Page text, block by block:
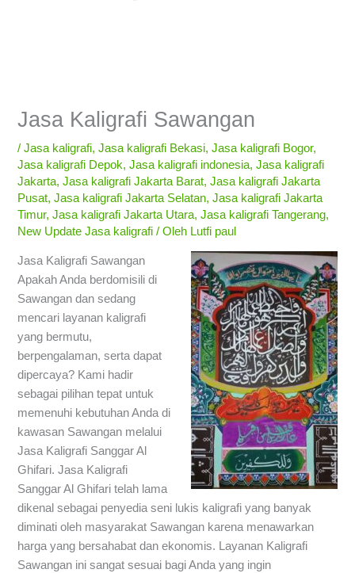
Jasa Kaligrafi Sawangan
/Jasa kaligrafi,Jasa kaligrafi Bekasi,Jasa kaligrafi Bogor,
Jasa kaligrafi Depok,Jasa kaligrafi indonesia,Jasa kaligrafi
Jakarta,Jasa kaligrafi Jakarta Barat,Jasa kaligrafi Jakarta
Pusat,Jasa kaligrafi Jakarta Selatan,Jasa kaligrafi Jakarta
Timur,Jasa kaligrafi Jakarta Utara,Jasa kaligrafi Tangerang,
New Update Jasa kaligrafi / Oleh Lutfi paul
Jasa Kaligrafi Sawangan
Apakah Anda berdomisili di
Sawangan dan sedang
mencari layanan kaligrafi
yang bermutu,
berpengalaman, serta dapat
dipercaya? Kami hadir
sebagai pilihan tepat untuk
memenuhi kebutuhan Anda di
kawasan Sawangan melalui
Jasa Kaligrafi Sanggar Al
Ghifari. Jasa Kaligrafi
Sanggar Al Ghifari telah lama
dikenal sebagai penyedia seni lukis kaligrafi yang banyak
diminati oleh masyarakat Sawangan karena menawarkan
harga yang bersahabat dan ekonomis. Layanan Kaligrafi
Sawangan ini sangat sesuai bagi Anda yang ingin